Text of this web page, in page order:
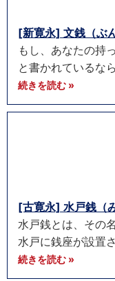
[新寛永] 文銭（ぶ
もし、あなたの持
と書かれているなら
続きを読む »
[古寛永] 水戸銭（
水戸銭とは、その
水戸に銭座が設置
続きを読む »